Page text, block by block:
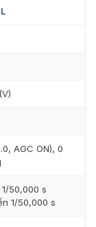
AGC ON), 0
50,000 s
1/50,000 s